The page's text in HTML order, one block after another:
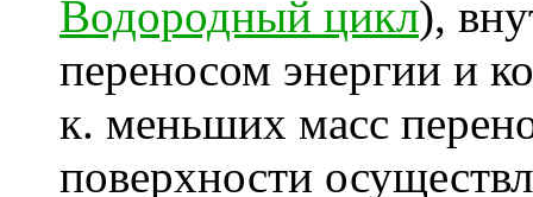
Водородный цикл),
переносом энергии и
к. меньших масс
поверхности